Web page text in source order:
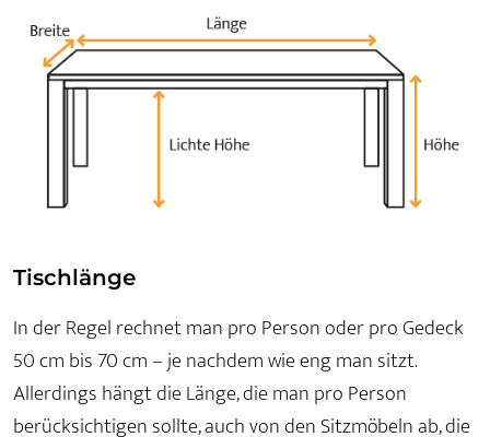
Tischlänge
In der Regel rechnet man pro Person oder pro Gedeck
50 cm bis 70 cm – je nachdem wie eng man sitzt.
Allerdings hängt die Länge, die man pro Person
berücksichtigen sollte, auch von den Sitzmöbeln ab, die